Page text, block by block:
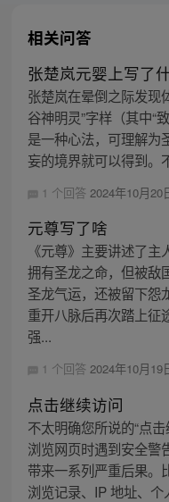
相关问答
张楚岚元婴上写了
张楚岚在晕倒之际发现
谷神明灵”字样（其中“
是一种心法，可理解为
妄的境界就可以得到。
1 个回答 2024年10月20
元尊写了啥
《元尊》主要讲述了主
拥有圣龙之命，但被敌
圣龙气运，还被留下怨
重开八脉后再次踏上征
强...
1 个回答 2024年10月19
点击继续访问
不太明确您所说的“点
浏览网页时遇到安全警
带来一系列严重后果。
浏览记录、IP 地址、